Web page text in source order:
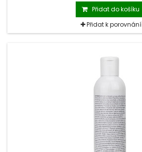
Přidat do košíku
Přidat k porovnání